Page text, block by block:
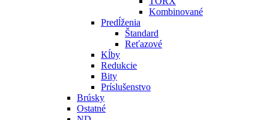
Kombinované
Predĺženia
Štandard
Reťazové
Kĺby
Redukcie
Bity
Príslušenstvo
Brúsky
Ostatné